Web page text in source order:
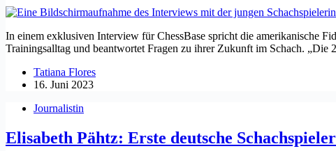
In einem exklusiven Interview für ChessBase spricht die amerikanische
Trainingsalltag und beantwortet Fragen zu ihrer Zukunft im Schach. „Die
Tatiana Flores
16. Juni 2023
Journalistin
Elisabeth Pähtz: Erste deutsche